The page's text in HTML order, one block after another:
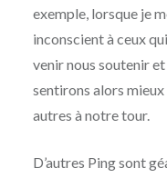
exemple, lorsque je
inconscient à ceux
venir nous soutenir
sentirons alors mieux
autres à notre tour.
D’autres Ping sont